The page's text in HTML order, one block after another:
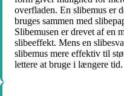
overfladen. En slibemus er
bruges sammen med
Slibemusen er drevet af en
slibeeffekt. Mens en
slibemus mere effektiv til
lettere at bruge i længere tid.